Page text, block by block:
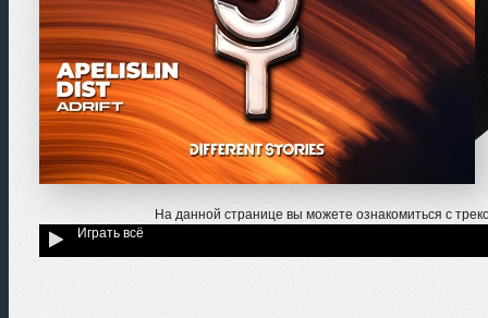
На данной странице вы можете ознакомиться с
Играть всё